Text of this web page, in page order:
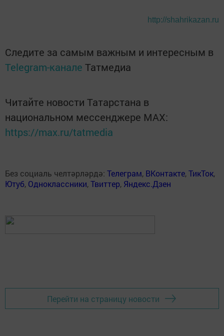
http://shahrikazan.ru
Следите за самым важным и интересным в
Telegram-канале Татмедиа
Читайте новости Татарстана в
национальном мессенджере MАХ:
https://max.ru/tatmedia
Без социаль челтәрләрдә: Телеграм, ВКонтакте,ТикТок,
Ютуб, Одноклассники,Твиттер, Яндекс.Дзен
Перейти на страницу новости